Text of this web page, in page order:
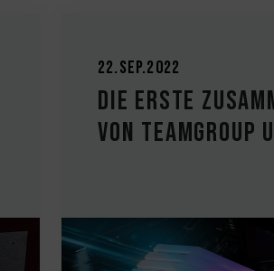
22.Sep.2022
Die erste
von TEAMGROUP